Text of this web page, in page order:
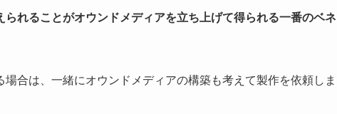
れることがオウンドメディアを立ち上げて得られる一番のベネ
合は、一緒にオウンドメディアの構築も考えて製作を依頼しま